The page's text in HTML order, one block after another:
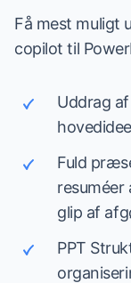
Få mest muligt
copilot til
Uddrag
Fuld
glip af
PPT